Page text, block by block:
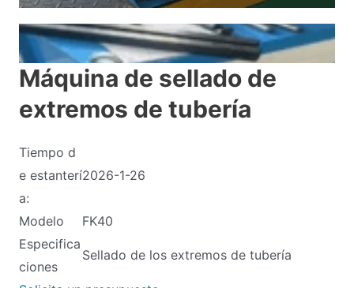
Máquina de sellado de
extremos de tubería
Tiempo d
e estanterí
a:
2026-1-26
Modelo
FK40
Especifica
ciones
Sellado de los extremos de tubería